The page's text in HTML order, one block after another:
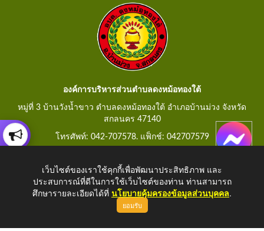
องค์การบริหารส่วนตำบลดงหม้อทองใต้
หมู่ที่ 3 บ้านวังน้ำขาว ตำบลดงหม้อทองใต้ อำเภอบ้านม่วง จังหวัด
สกลนคร 47140
โทรศัพท์: 042-707578. แฟ็กช์: 042707579
Copyright © 2026 All Right Resive
เว็บไซต์ของเราใช้คุกกี้เพื่อพัฒนาประสิทธิภาพ และ
ประสบการณ์ที่ดีในการใช้เว็บไซต์ของท่าน ท่านสามารถ
ศึกษารายละเอียดได้ที่ นโยบายคุ้มครองข้อมูลส่วนบุคคล.
ยอมรับ